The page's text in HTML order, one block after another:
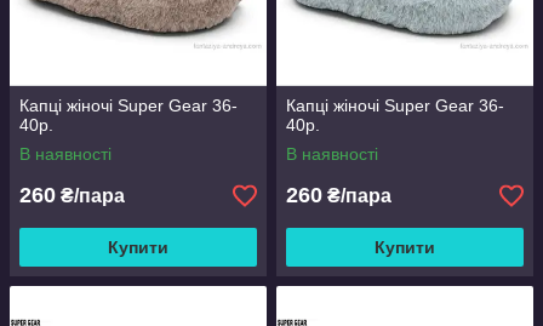
Капці жіночі Super Gear 36-
40р.
В наявності
260 ₴/пара
Купити
Капці жіночі Super Gear 36-
40р.
В наявності
260 ₴/пара
Купити